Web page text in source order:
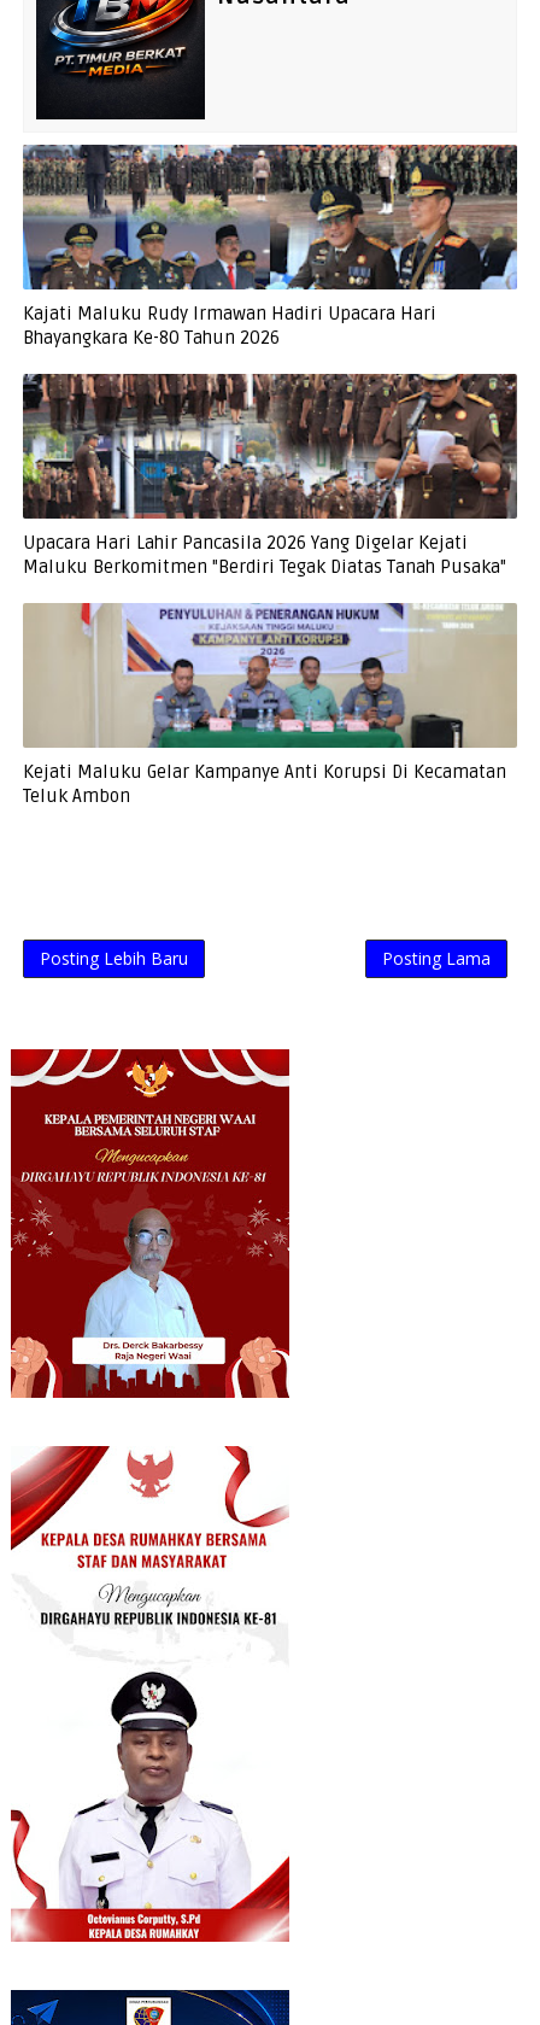
Kajati Maluku Rudy Irmawan Hadiri Upacara Hari
Bhayangkara Ke-80 Tahun 2026
Upacara Hari Lahir Pancasila 2026 Yang Digelar Kejati
Maluku Berkomitmen "Berdiri Tegak Diatas Tanah Pusaka"
Kejati Maluku Gelar Kampanye Anti Korupsi Di Kecamatan
Teluk Ambon
Posting Lebih Baru Posting Lama